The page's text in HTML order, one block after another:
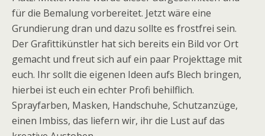
für die Bemalung vorbereitet. Jetzt wäre eine
Grundierung dran und dazu sollte es frostfrei sein.
Der Grafittikünstler hat sich bereits ein Bild vor Ort
gemacht und freut sich auf ein paar Projekttage mit
euch. Ihr sollt die eigenen Ideen aufs Blech bringen,
hierbei ist euch ein echter Profi behilflich.
Sprayfarben, Masken, Handschuhe, Schutzanzüge,
einen Imbiss, das liefern wir, ihr die Lust auf das